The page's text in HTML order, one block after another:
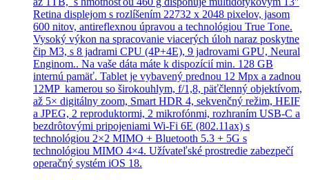
Retina displejom s rozlíšením 22732 x 2048 pixelov, jasom
600 nitov, antireflexnou úpravou a technológiou True Tone.
Vysoký výkon na spracovanie viacerých úloh naraz poskytne
čip M3, s 8 jadrami CPU (4P+4E), 9 jadrovami GPU, Neural
Enginom.. Na vaše dáta máte k dispozícií min. 128 GB
internú pamäť. Tablet je vybavený prednou 12 Mpx a zadnou
12MP kamerou so širokouhlym, f/1,8, päťčlenný objektívom,
až 5× digitálny zoom, Smart HDR 4, sekvenčný režim, HEIF
a JPEG, 2 reproduktormi, 2 mikrofónmi, rozhraním USB-C a
bezdrôtovými pripojeniami Wi-Fi 6E (802.11ax) s
technológiou 2×2 MIMO + Bluetooth 5.3 + 5G s
technológiou MIMO 4×4. Užívateľské prostredie zabezpečí
operačný systém iOS 18.